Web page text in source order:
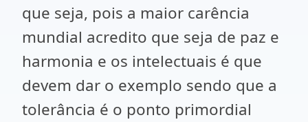
que seja, pois a maior carência
mundial acredito que seja de paz e
harmonia e os intelectuais é que
devem dar o exemplo sendo que a
tolerância é o ponto primordial